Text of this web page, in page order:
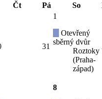
Čt Pá So
31
1
Otevřený
sběrný dvůr
Roztoky
(Praha-
západ)
8